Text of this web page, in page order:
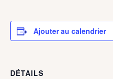
Ajouter au calendrier
DÉTAILS